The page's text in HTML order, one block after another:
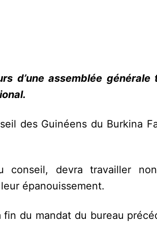
d’une assemblée générale
des Guinéens du Burkina
conseil, devra travailler
épanouissement.
du mandat du bureau